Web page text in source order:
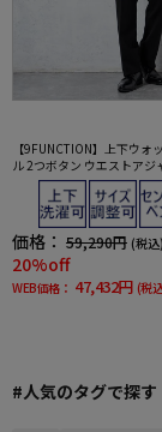
【9FUNCTION】上下ウォ
ル 2つボタン ウエストア
年 礼服【i-Formal アイフ
価格： 59,290円 (税込)
20%off
WEB価格： 47,432円 (税
#人気のタグで探す